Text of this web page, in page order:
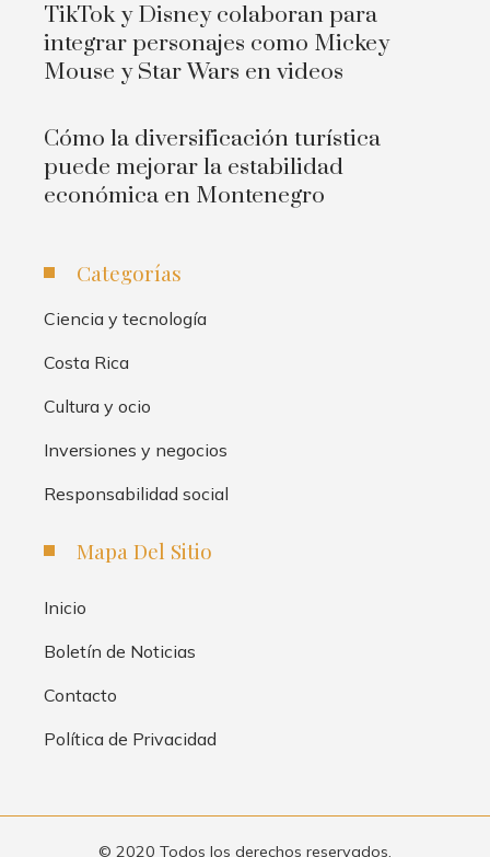
TikTok y Disney colaboran para
integrar personajes como Mickey
Mouse y Star Wars en videos
Cómo la diversificación turística
puede mejorar la estabilidad
económica en Montenegro
Categorías
Ciencia y tecnología
Costa Rica
Cultura y ocio
Inversiones y negocios
Responsabilidad social
Mapa Del Sitio
Inicio
Boletín de Noticias
Contacto
Política de Privacidad
© 2020 Todos los derechos reservados.